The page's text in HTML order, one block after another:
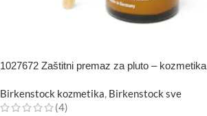
1027672 Zaštitni premaz za pluto – kozmetika
Birkenstock kozmetika, Birkenstock sve
(4)